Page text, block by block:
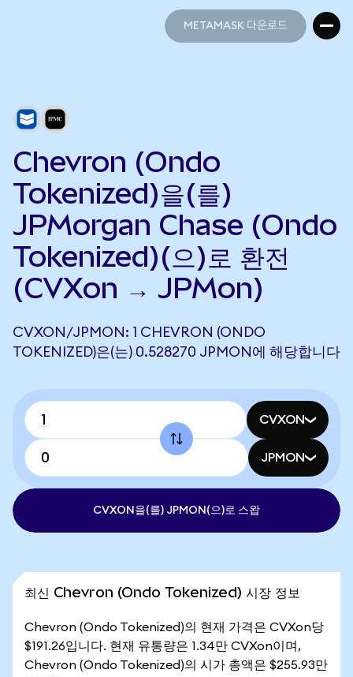
METAMASK 다운로드
Chevron (Ondo
Tokenized)을(를)
JPMorgan Chase (Ondo
Tokenized)(으)로 환전
(CVXon → JPMon)
CVXON/JPMON: 1 CHEVRON (ONDO
TOKENIZED)은(는) 0.528270 JPMON에 해당합니다
CVXON
JPMON
CVXON을(를) JPMON(으)로 스왑
최신 Chevron (Ondo Tokenized) 시장 정보
Chevron (Ondo Tokenized)의 현재 가격은 CVXon당
$191.26입니다. 현재 유통량은 1.34만 CVXon이며,
Chevron (Ondo Tokenized)의 시가 총액은 $255.93만